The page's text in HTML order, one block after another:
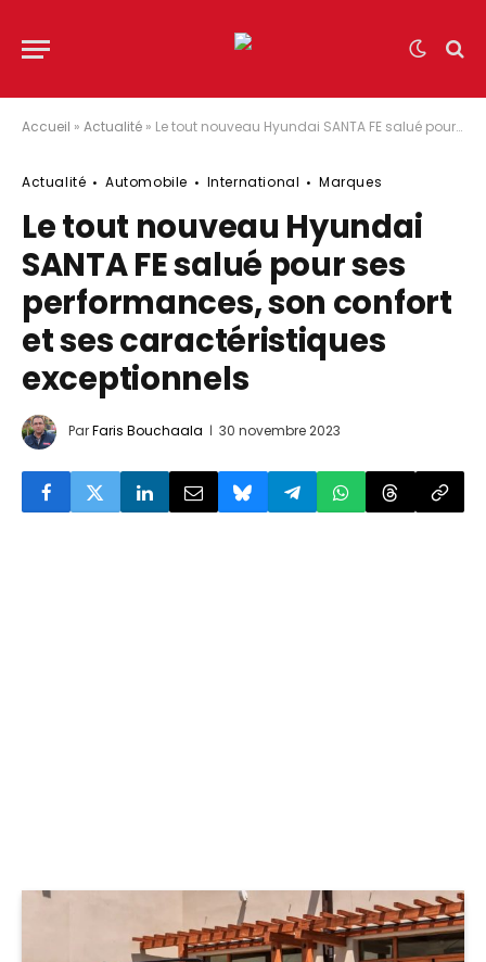
Accueil » Actualité » Le tout nouveau Hyundai SANTA FE salué pour ses performances, son confort et ses caractéristiques exceptionnels
Actualité Automobile International Marques
Le tout nouveau Hyundai
SANTA FE salué pour ses
performances, son confort
et ses caractéristiques
exceptionnels
ParFaris Bouchaala 30 novembre 2023